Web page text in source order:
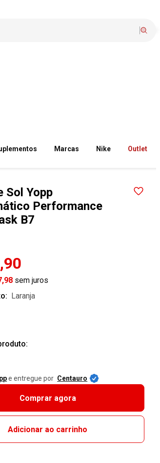
Marcas Nike Outlet
Sol Yopp
Performance
B7
sem juros
laranja
e entregue por Centauro
Comprar agora
Adicionar ao carrinho